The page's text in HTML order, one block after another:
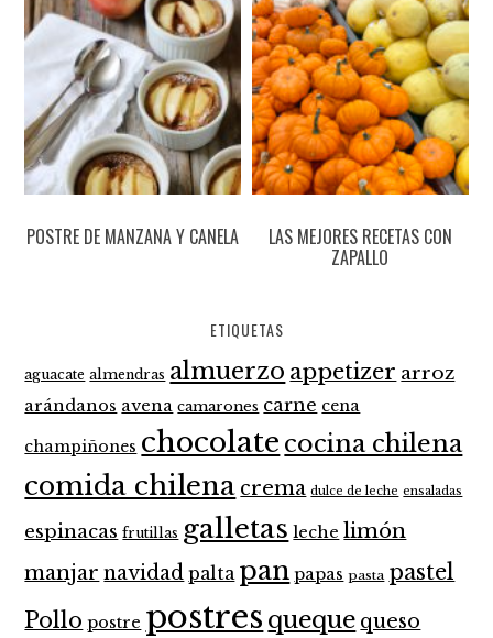
POSTRE DE MANZANA Y CANELA LAS MEJORES RECETAS CON
ZAPALLO
ETIQUETAS
aguacate almendras almuerzo appetizer arroz
arándanos avena camarones carne cena
champiñones chocolate cocina chilena
comida chilena crema dulce de leche ensaladas
espinacas frutillas galletas leche limón
manjar navidad palta pan papas pasta pastel
Pollo postre postres queque queso